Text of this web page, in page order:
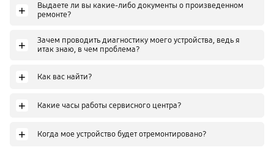
+
Выдаете ли вы какие-либо документы о произведенном
ремонте?
+
Зачем проводить диагностику моего устройства, ведь я
итак знаю, в чем проблема?
+ Как вас найти?
+ Какие часы работы сервисного центра?
+ Когда мое устройство будет отремонтировано?